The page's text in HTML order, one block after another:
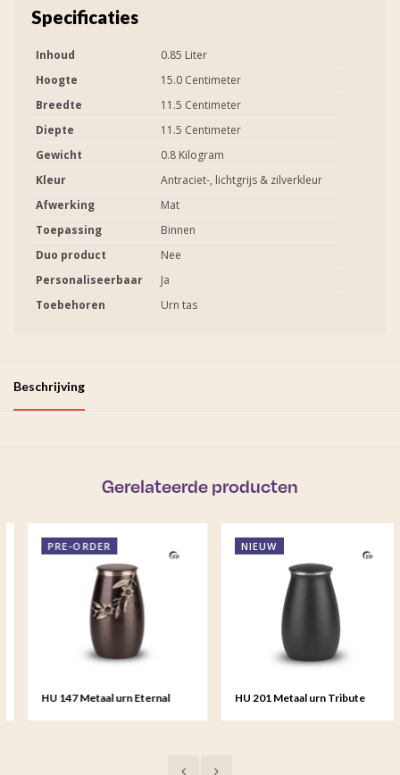
Specificaties
Inhoud
0.85 Liter
Hoogte
15.0 Centimeter
Breedte
11.5 Centimeter
Diepte
11.5 Centimeter
Gewicht
0.8 Kilogram
Kleur
Antraciet-, lichtgrijs & zilverkleur
Afwerking
Mat
Toepassing
Binnen
Duo product
Nee
Personaliseerbaar
Ja
Toebehoren
Urn tas
Beschrijving
Gerelateerde producten
PRE-ORDER
HU 147 Metaal urn Eternal
NIEUW
HU 201 Metaal urn Tribute